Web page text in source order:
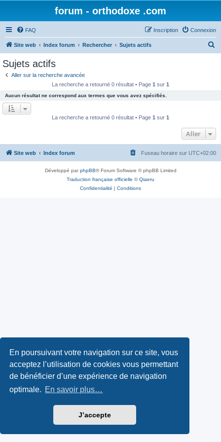
En poursuivant votre navigation sur ce site, vous
acceptez l’utilisation de cookies vous permettant
de bénéficier d’une expérience de navigation
optimale. En savoir plus…
J’accepte
forum - orthodoxe .com
FAQ Connexion
Inscription
Site web Index forum Rechercher Sujets actifs
e
r
Sujets actifs
Aller sur la recherche avancée
La recherche a retourné 0 résultat • Page 1 sur 1
Aucun résultat ne correspond aux termes que vous avez spécifiés.
La recherche a retourné 0 résultat • Page 1 sur 1
Aller
Site web Index forum Fuseau horaire sur UTC+02:00
Développé parphpBB® Forum Software © phpBB Limited
Traduction française officielle ©Qiaeru
Confidentialité | Conditions